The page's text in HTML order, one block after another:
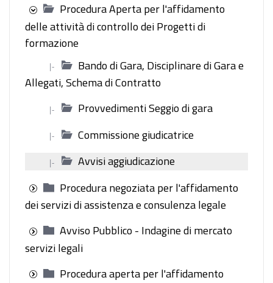
Procedura Aperta per l'affidamento
delle attività di controllo dei Progetti di
formazione
|-
Bando di Gara, Disciplinare di Gara e
Allegati, Schema di Contratto
|- Provvedimenti Seggio di gara
|- Commissione giudicatrice
|-
Avvisi aggiudicazione
Procedura negoziata per l'affidamento
dei servizi di assistenza e consulenza legale
Avviso Pubblico - Indagine di mercato
servizi legali
Procedura aperta per l'affidamento